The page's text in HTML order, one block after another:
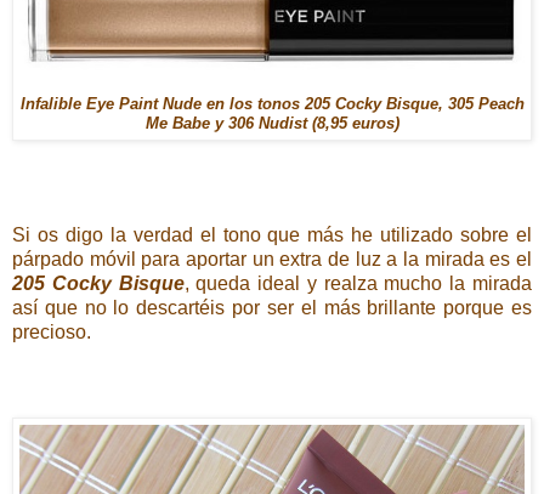
Infalible Eye Paint Nude en los tonos 205 Cocky Bisque, 305 Peach
Me Babe y 306 Nudist (8,95 euros)
Si os digo la verdad el tono que más he utilizado sobre el
párpado móvil para aportar un extra de luz a la mirada es el
205 Cocky Bisque, queda ideal y realza mucho la mirada
así que no lo descartéis por ser el más brillante porque es
precioso.